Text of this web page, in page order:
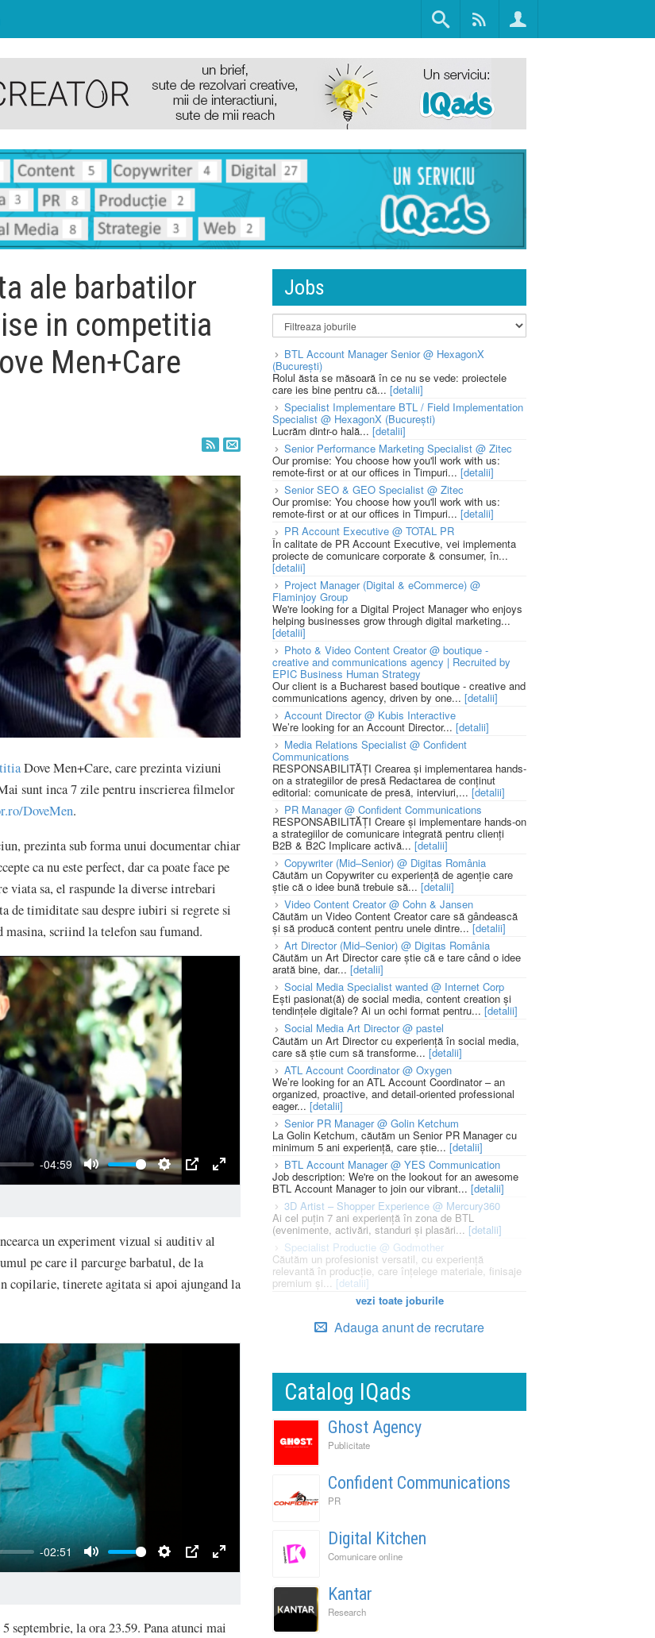
ale barbatilor
in competitia
Men+Care
Dove Men+Care, care prezinta viziuni
sunt inca 7 zile pentru inscrierea filmelor
DoveMen.
prezinta sub forma unui documentar chiar
ca nu este perfect, dar ca poate face pe
sa, el raspunde la diverse intrebari
de timiditate sau despre iubiri si regrete si
scriind la telefon sau fumand.
un experiment vizual si auditiv al
pe care il parcurge barbatul, de la
copilarie, tinerete agitata si apoi ajungand la
septembrie, la ora 23.59. Pana atunci mai
Jobs
BTL Account Manager Senior @ HexagonX
(București)
Rolul ăsta se măsoară în ce nu se vede: proiectele
care ies bine pentru că... [detalii]
Specialist Implementare BTL / Field Implementation
Specialist @ HexagonX (București)
Lucrăm dintr-o hală... [detalii]
Senior Performance Marketing Specialist @ Zitec
Our promise: You choose how you'll work with us:
remote-first or at our offices in Timpuri... [detalii]
Senior SEO & GEO Specialist @ Zitec
Our promise: You choose how you'll work with us:
remote-first or at our offices in Timpuri... [detalii]
PR Account Executive @ TOTAL PR
În calitate de PR Account Executive, vei implementa
proiecte de comunicare corporate & consumer, în...
[detalii]
Project Manager (Digital & eCommerce) @
Flaminjoy Group
We're looking for a Digital Project Manager who enjoys
helping businesses grow through digital marketing...
[detalii]
Photo & Video Content Creator @ boutique -
creative and communications agency | Recruited by
EPIC Business Human Strategy
Our client is a Bucharest based boutique - creative and
communications agency, driven by one... [detalii]
Account Director @ Kubis Interactive
We’re looking for an Account Director... [detalii]
Media Relations Specialist @ Confident
Communications
RESPONSABILITĂȚI Crearea și implementarea hands-
on a strategiilor de presă Redactarea de conținut
editorial: comunicate de presă, interviuri,... [detalii]
PR Manager @ Confident Communications
RESPONSABILITĂȚI Creare și implementare hands-on
a strategiilor de comunicare integrată pentru clienți
B2B & B2C Implicare activă... [detalii]
Copywriter (Mid–Senior) @ Digitas România
Căutăm un Copywriter cu experiență de agenție care
știe că o idee bună trebuie să... [detalii]
Video Content Creator @ Cohn & Jansen
Căutăm un Video Content Creator care să gândească
și să producă content pentru unele dintre... [detalii]
Art Director (Mid–Senior) @ Digitas România
Căutăm un Art Director care știe că e tare când o idee
arată bine, dar... [detalii]
Social Media Specialist wanted @ Internet Corp
Ești pasionat(ă) de social media, content creation și
tendințele digitale? Ai un ochi format pentru... [detalii]
Social Media Art Director @ pastel
Căutăm un Art Director cu experiență în social media,
care să știe cum să transforme... [detalii]
ATL Account Coordinator @ Oxygen
We’re looking for an ATL Account Coordinator – an
organized, proactive, and detail-oriented professional
eager... [detalii]
Senior PR Manager @ Golin Ketchum
La Golin Ketchum, căutăm un Senior PR Manager cu
minimum 5 ani experiență, care știe... [detalii]
BTL Account Manager @ YES Communication
Job description: We're on the lookout for an awesome
BTL Account Manager to join our vibrant... [detalii]
3D Artist – Shopper Experience @ Mercury360
Ai cel puțin 7 ani experiență în zona de BTL
(evenimente, activări, standuri și plasări... [detalii]
Specialist Productie @ Godmother
Căutăm un profesionist versatil, cu experiență
relevantă în producție, care înțelege materiale, finisaje
premium și... [detalii]
vezi toate joburile
Adauga anunt de recrutare
Catalog IQads
Ghost Agency
Publicitate
Confident Communications
PR
Digital Kitchen
Comunicare online
Kantar
Research